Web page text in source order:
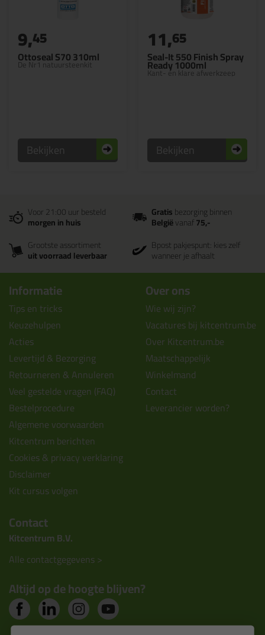
Ottoseal S70 310ml
De Nr1 natuursteenkit
9,45
Bekijken
Seal-It 550 Finish Spray
Ready 1000ml
Kant- en klare afwerkzeep
11,65
Bekijken
Voor 21:00 uur besteld
morgen in huis
Gratisbezorging binnen
Belgiëvanaf75,-
Grootste assortiment
uit voorraad leverbaar
Bpost pakjespunt: kies zelf
wanneer je afhaalt
Informatie
Tips en tricks
Keuzehulpen
Acties
Levertijd & Bezorging
Retourneren & Annuleren
Veel gestelde vragen (FAQ)
Bestelprocedure
Algemene voorwaarden
Kitcentrum berichten
Cookies & privacy verklaring
Disclaimer
Kit cursus volgen
Over ons
Wie wij zijn?
Vacatures bij kitcentrum.be
Over Kitcentrum.be
Maatschappelijk
Winkelmand
Contact
Leverancier worden?
Contact
Kitcentrum B.V.
Alle contactgegevens >
Altijd op de hoogte blijven?